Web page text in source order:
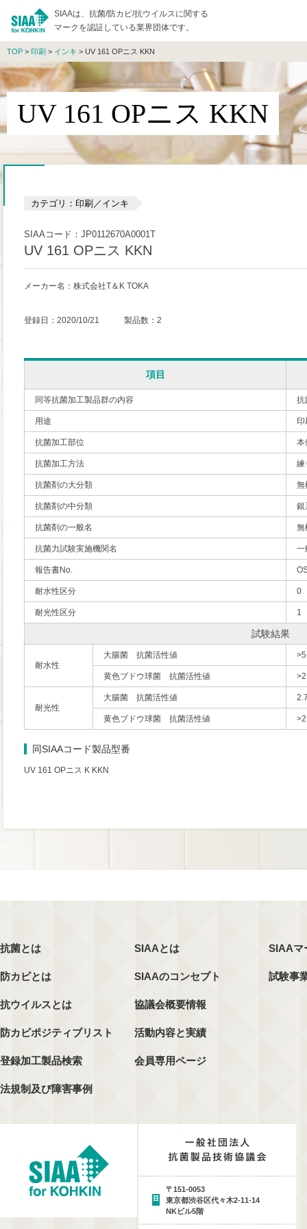
SIAAは、抗菌/防カビ/抗ウイルスに関する
マークを認証している業界団体です。
TOP > 印刷 > インキ > UV 161 OPニス KKN
UV 161 OPニス KKN
カテゴリ：印刷／インキ
SIAAコード：JP0112670A0001T
UV 161 OPニス KKN
メーカー名：株式会社T＆K TOKA
登録日：2020/10/21 製品数：2
項目
同等抗菌加工製品群の内容 抗
用途 印
抗菌加工部位 本
抗菌加工方法 練
抗菌剤の大分類 無
抗菌剤の中分類 銀
抗菌剤の一般名 無
抗菌力試験実施機関名 一
報告書No.
耐水性区分 0
耐光性区分 1
試験結果
耐水性
大腸菌 抗菌活性値
黄色ブドウ球菌 抗菌活性値
耐光性
大腸菌 抗菌活性値
黄色ブドウ球菌 抗菌活性値
同SIAAコード製品型番
UV 161 OPニス K KKN
抗菌とは
防カビとは
抗ウイルスとは
防カビポジティブリスト
登録加工製品検索
法規制及び障害事例
SIAAとは
SIAAのコンセプト
協議会概要情報
活動内容と実績
会員専用ページ
SIAAマ
試験事
〒151-0053
東京都渋谷区代々木2-11-14
NKビル5階